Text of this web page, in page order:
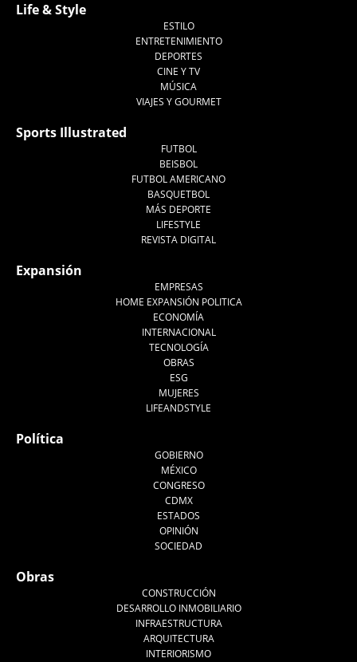
Life & Style
ESTILO
ENTRETENIMIENTO
DEPORTES
CINE Y TV
MÚSICA
VIAJES Y GOURMET
Sports Illustrated
FUTBOL
BEISBOL
FUTBOL AMERICANO
BASQUETBOL
MÁS DEPORTE
LIFESTYLE
REVISTA DIGITAL
Expansión
EMPRESAS
HOME EXPANSIÓN POLITICA
ECONOMÍA
INTERNACIONAL
TECNOLOGÍA
OBRAS
ESG
MUJERES
LIFEANDSTYLE
Política
GOBIERNO
MÉXICO
CONGRESO
CDMX
ESTADOS
OPINIÓN
SOCIEDAD
Obras
CONSTRUCCIÓN
DESARROLLO INMOBILIARIO
INFRAESTRUCTURA
ARQUITECTURA
INTERIORISMO